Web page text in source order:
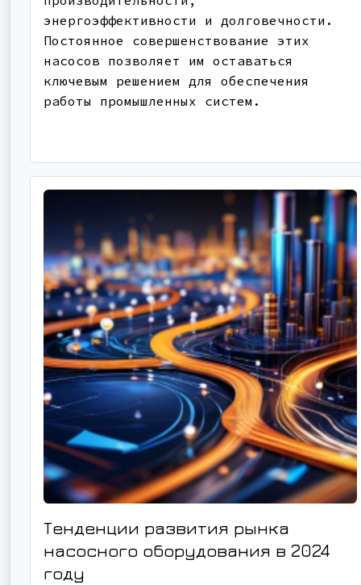
энергоэффективности и долговечности.
Постоянное совершенствование этих
насосов позволяет им оставаться
ключевым решением для обеспечения
работы промышленных систем.
Тенденции развития рынка
насосного оборудования в 2024
году